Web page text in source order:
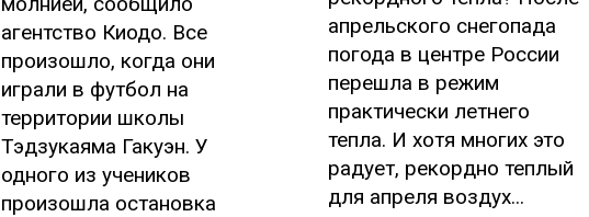
агентство Киодо. Все
произошло, когда они
играли в футбол на
территории школы
Тэдзукаяма Гакуэн. У
одного из учеников
произошла остановка
апрельского снегопада
погода в центре России
перешла в режим
практически летнего
тепла. И хотя многих это
радует, рекордно теплый
для апреля воздух...